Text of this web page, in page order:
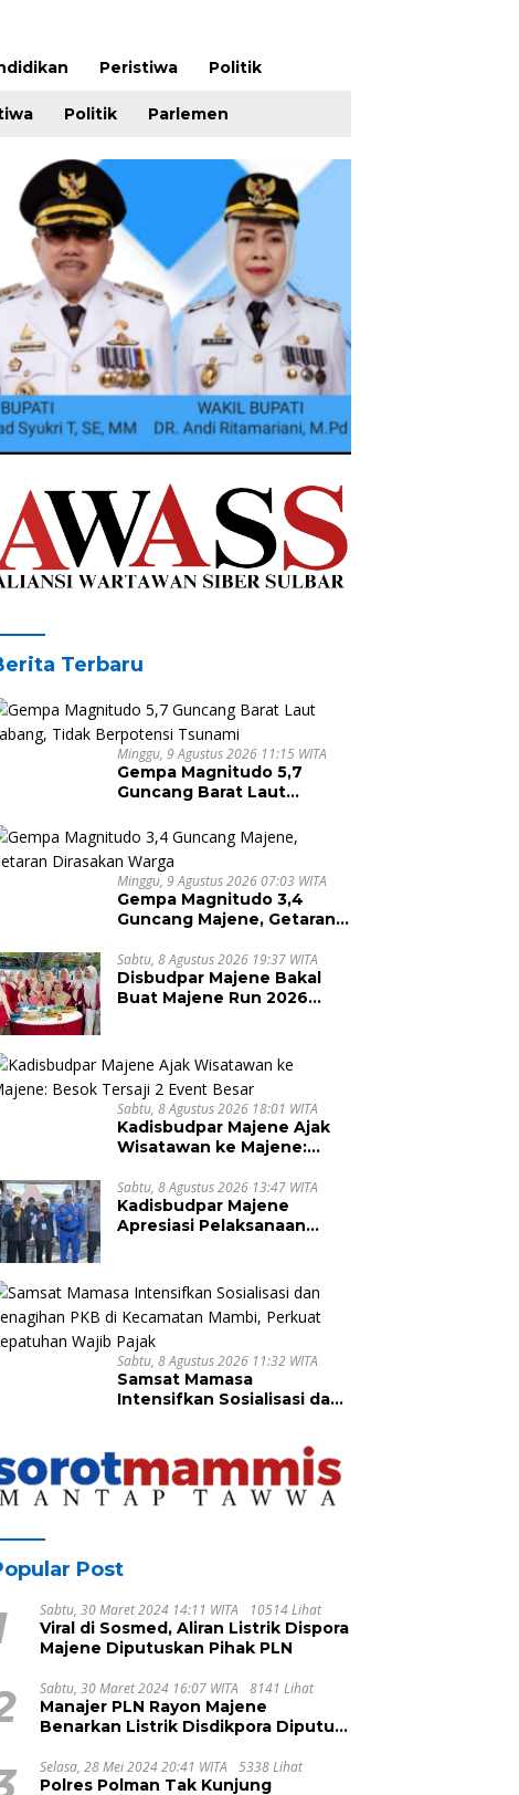
Peristiwa Politik
Politik Parlemen
Terbaru
Minggu, 9 Agustus 2026 11:15 WITA
Gempa Magnitudo 5,7
Guncang Barat Laut
Tsunami
Minggu, 9 Agustus 2026 07:03 WITA
Gempa Magnitudo 3,4
Guncang Majene, Getaran
Sabtu, 8 Agustus 2026 19:37 WITA
Disbudpar Majene Bakal
Buat Majene Run 2026
Sabtu, 8 Agustus 2026 18:01 WITA
Kadisbudpar Majene Ajak
Wisatawan ke Majene:
Besar
Sabtu, 8 Agustus 2026 13:47 WITA
Kadisbudpar Majene
Apresiasi Pelaksanaan
Sabtu, 8 Agustus 2026 11:32 WITA
Samsat Mamasa
Intensifkan Sosialisasi dan
Kepatuhan Wajib Pajak
Post
Sabtu, 30 Maret 2024 14:11 WITA 10514 Lihat
Viral di Sosmed, Aliran Listrik Dispora
Majene Diputuskan Pihak PLN
Sabtu, 30 Maret 2024 16:07 WITA 8141 Lihat
Manajer PLN Rayon Majene
Benarkan Listrik Disdikpora Diputus
Selasa, 28 Mei 2024 20:41 WITA 5338 Lihat
Polres Polman Tak Kunjung